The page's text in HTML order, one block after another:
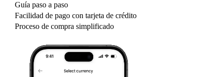
Guía paso a paso
Facilidad de pago con tarjeta de crédito
Proceso de compra simplificado